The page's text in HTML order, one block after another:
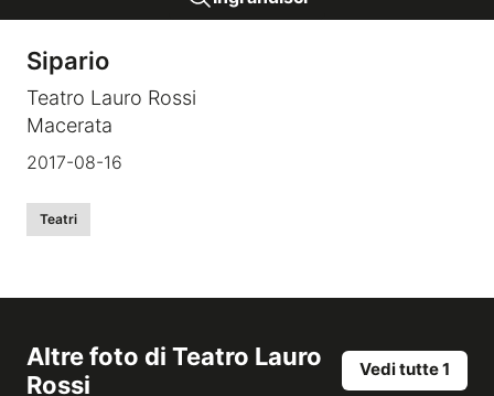
Sipario
Teatro Lauro Rossi
Macerata
2017-08-16
Teatri
Altre foto di Teatro Lauro
Rossi
Vedi tutte 1